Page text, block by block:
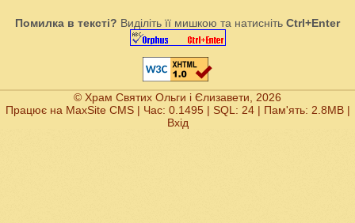
Помилка в тексті? Виділіть її мишкою та натисніть Ctrl+Enter
© Храм Святих Ольги і Єлизавети, 2026
Працює на MaxSite CMS| Час: 0.1495 | SQL: 24 | Пам'ять: 2.8MB|
Вхід